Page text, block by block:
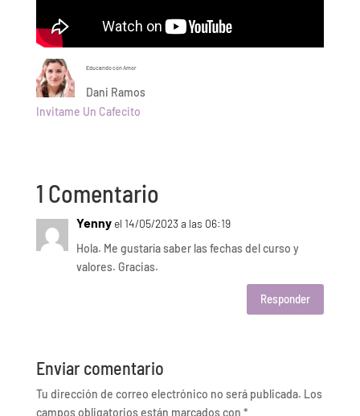
Educando con Amor
Dani Ramos
Invitame Un Cafecito
1 Comentario
Yenny el 14/05/2023 a las 06:19
Hola. Me gustaría saber las fechas del curso y
valores. Gracias.
Responder
Enviar comentario
Tu dirección de correo electrónico no será publicada. Los
campos obligatorios están marcados con *